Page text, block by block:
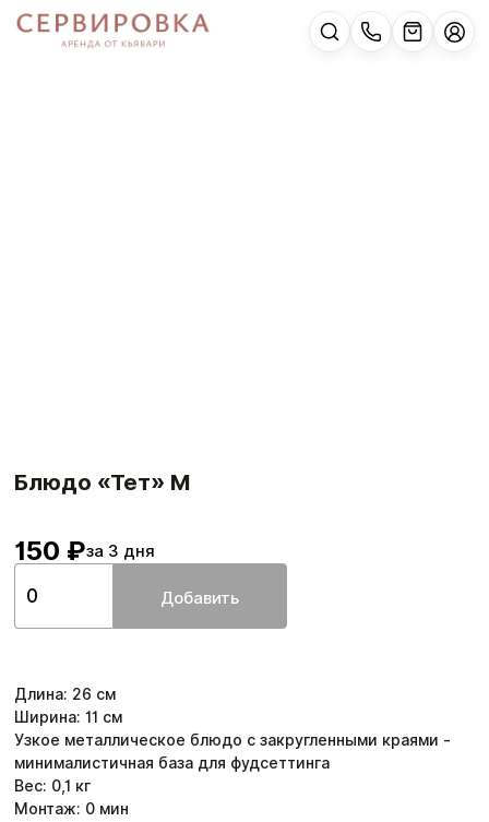
Блюдо «Тет» М
150 ₽за 3 дня
Добавить
Длина: 26 см
Ширина: 11 см
Узкое металлическое блюдо с закругленными краями -
минималистичная база для фудсеттинга
Вес: 0,1 кг
Монтаж: 0 мин